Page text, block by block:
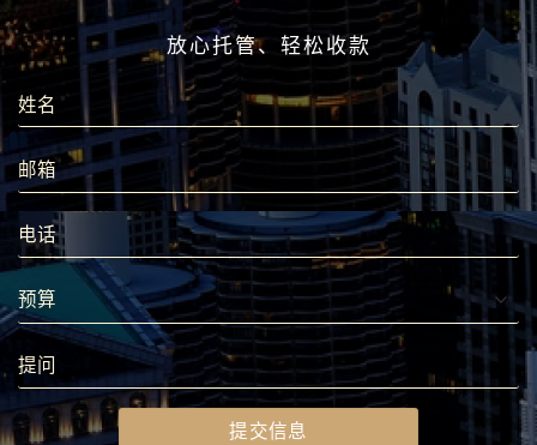
放心托管、轻松收款